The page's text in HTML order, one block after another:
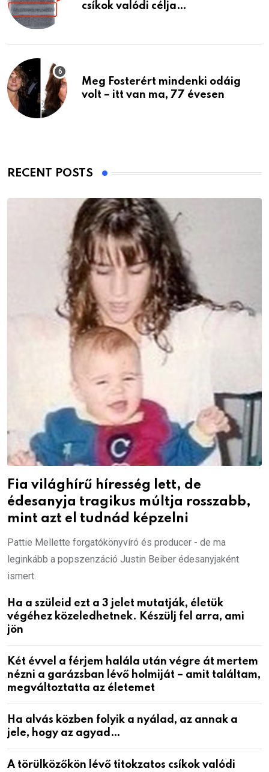
csíkok valódi célja…
Meg Fosterért mindenki odáig
volt – itt van ma, 77 évesen
RECENT POSTS
Fia világhírű híresség lett, de
édesanyja tragikus múltja rosszabb,
mint azt el tudnád képzelni
Pattie Mellette forgatókönyvíró és producer - de ma
leginkább a popszenzáció Justin Beiber édesanyjaként
ismert.
Ha a szüleid ezt a 3 jelet mutatják, életük
végéhez közeledhetnek. Készülj fel arra, ami
jön
Két évvel a férjem halála után végre át mertem
nézni a garázsban lévő holmiját – amit találtam,
megváltoztatta az életemet
Ha alvás közben folyik a nyálad, az annak a
jele, hogy az agyad…
A törülközőkön lévő titokzatos csíkok valódi